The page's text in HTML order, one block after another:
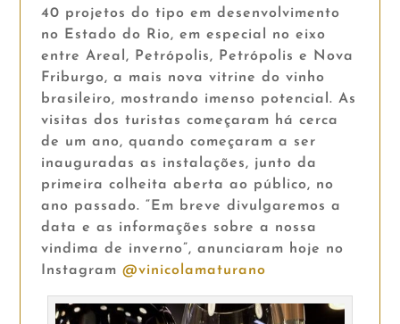
40 projetos do tipo em desenvolvimento
no Estado do Rio, em especial no eixo
entre Areal, Petrópolis, Petrópolis e Nova
Friburgo, a mais nova vitrine do vinho
brasileiro, mostrando imenso potencial. As
visitas dos turistas começaram há cerca
de um ano, quando começaram a ser
inauguradas as instalações, junto da
primeira colheita aberta ao público, no
ano passado. “Em breve divulgaremos a
data e as informações sobre a nossa
vindima de inverno”, anunciaram hoje no
Instagram @vinicolamaturano